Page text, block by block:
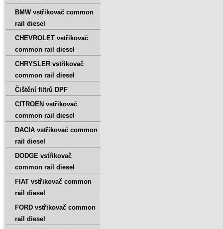
BMW vstřikovač common
rail diesel
CHEVROLET vstřikovač
common rail diesel
CHRYSLER vstřikovač
common rail diesel
Čištění filtrů DPF
CITROEN vstřikovač
common rail diesel
DACIA vstřikovač common
rail diesel
DODGE vstřikovač
common rail diesel
FIAT vstřikovač common
rail diesel
FORD vstřikovač common
rail diesel